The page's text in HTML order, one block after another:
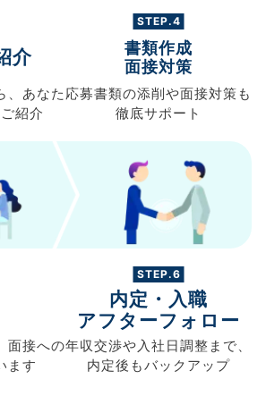
介
あなた
ご紹介
STEP.4
書類作成
面接対策
応募書類の添削や面接対策も
徹底サポート
面接への
ます
STEP.6
内定・入職
アフターフォロー
年収交渉や入社日調整まで、
内定後もバックアップ